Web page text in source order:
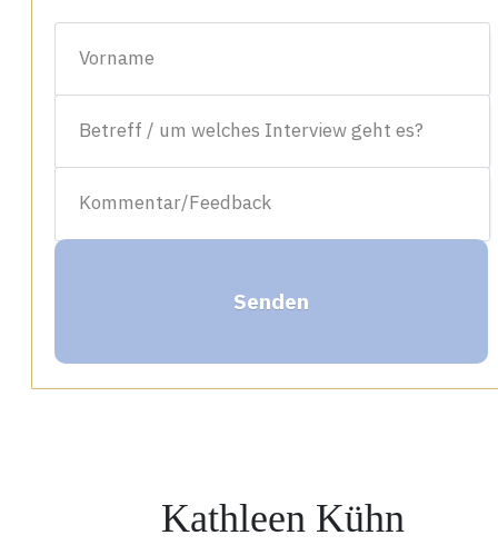
Senden
Kathleen Kühn